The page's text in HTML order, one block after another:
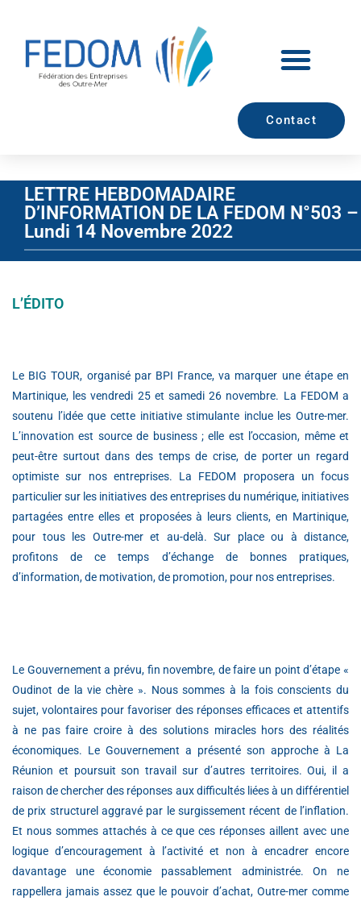
Contact
LETTRE HEBDOMADAIRE
D’INFORMATION DE LA FEDOM N°503 –
Lundi 14 Novembre 2022
L’ÉDITO
Le BIG TOUR, organisé par BPI France, va marquer une étape en
Martinique, les vendredi 25 et samedi 26 novembre. La FEDOM a
soutenu l’idée que cette initiative stimulante inclue les Outre-mer.
L’innovation est source de business ; elle est l’occasion, même et
peut-être surtout dans des temps de crise, de porter un regard
optimiste sur nos entreprises. La FEDOM proposera un focus
particulier sur les initiatives des entreprises du numérique, initiatives
partagées entre elles et proposées à leurs clients, en Martinique,
pour tous les Outre-mer et au-delà. Sur place ou à distance,
profitons de ce temps d’échange de bonnes pratiques,
d’information, de motivation, de promotion, pour nos entreprises.
Le Gouvernement a prévu, fin novembre, de faire un point d’étape «
Oudinot de la vie chère ». Nous sommes à la fois conscients du
sujet, volontaires pour favoriser des réponses efficaces et attentifs
à ne pas faire croire à des solutions miracles hors des réalités
économiques. Le Gouvernement a présenté son approche à La
Réunion et poursuit son travail sur d’autres territoires. Oui, il a
raison de chercher des réponses aux difficultés liées à un différentiel
de prix structurel aggravé par le surgissement récent de l’inflation.
Et nous sommes attachés à ce que ces réponses aillent avec une
logique d’encouragement à l’activité et non à encadrer encore
davantage une économie passablement administrée. On ne
rappellera jamais assez que le pouvoir d’achat, Outre-mer comme